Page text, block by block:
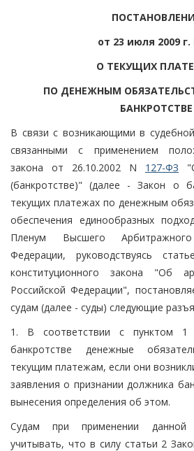
от 23 июля 2009 г.
О ТЕКУЩИХ
ПО ДЕНЕЖНЫМ
БАНКРОТСТВЕ
В связи с возникающими в
связанными с применением
закона от 26.10.2002 N 127-ФЗ
(банкротстве)" (далее - Закон о
текущих платежах по денежным
обеспечения единообразных
Пленум Высшего
Федерации, руководствуясь
конституционного закона "Об
Российской Федерации",
судам (далее - суды) следующие
1. В соответствии с пунктом
банкротстве денежные
текущим платежам, если они
заявления о признании должника
вынесения определения об этом.
Судам при применении
учитывать, что в силу статьи 2